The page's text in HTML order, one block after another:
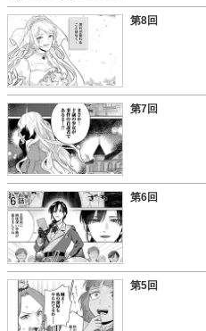
この話を読む
第8回
この話を読む
第7回
この話を読む
第6回
この話を読む
第5回